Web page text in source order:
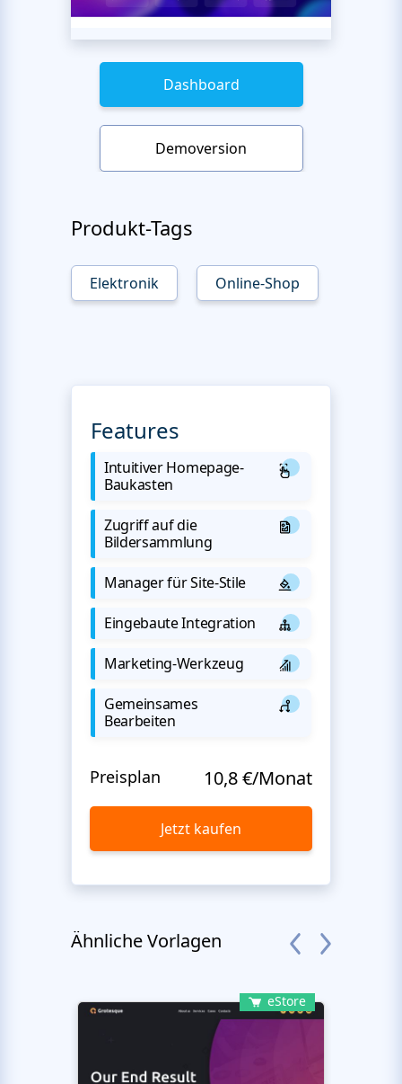
Dashboard
Demoversion
Produkt-Tags
Elektronik Online-Shop
Features
Intuitiver Homepage-
Baukasten
Zugriff auf die
Bildersammlung
Manager für Site-Stile
Eingebaute Integration
Marketing-Werkzeug
Gemeinsames
Bearbeiten
Preisplan 10,8 €/Monat
Jetzt kaufen
Ähnliche Vorlagen
eStore